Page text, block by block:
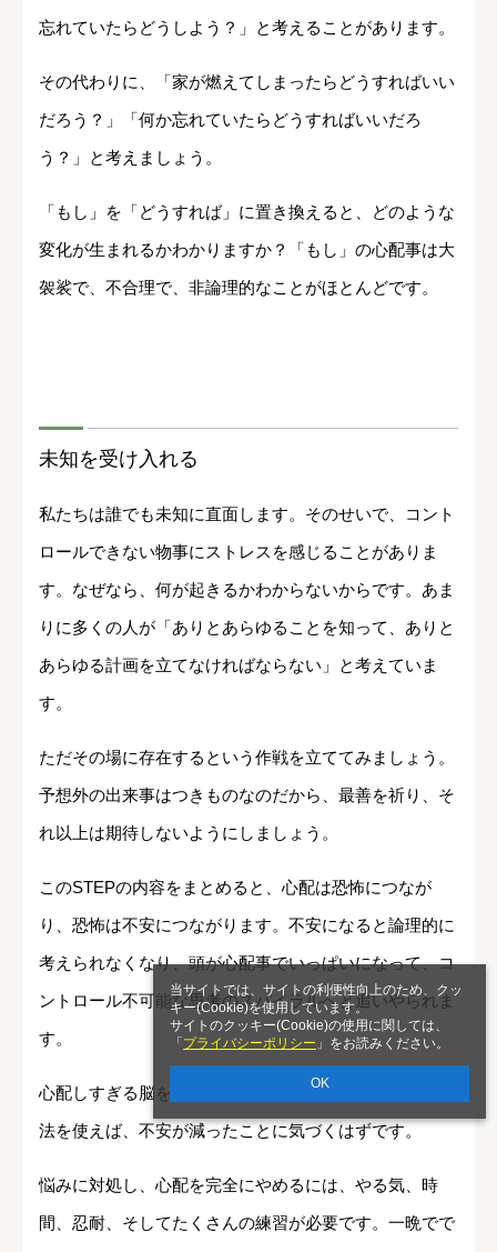
当サイトでは、サイトの利便性向上のため、クッ
キー(Cookie)を使用しています。
サイトのクッキー(Cookie)の使用に関しては、
「 プライバシーポリシー 」をお読みください。
OK
忘れていたらどうしよう？」と考えることがあります。
その代わりに、「家が燃えてしまったらどうすればいい
だろう？」「何か忘れていたらどうすればいいだろ
う？」と考えましょう。
「もし」を「どうすれば」に置き換えると、どのような
変化が生まれるかわかりますか？「もし」の心配事は大
袈裟で、不合理で、非論理的なことがほとんどです。
未知を受け入れる
私たちは誰でも未知に直面します。そのせいで、コント
ロールできない物事にストレスを感じることがありま
す。なぜなら、何が起きるかわからないからです。あま
りに多くの人が「ありとあらゆることを知って、ありと
あらゆる計画を立てなければならない」と考えていま
す。
ただその場に存在するという作戦を立ててみましょう。
予想外の出来事はつきものなのだから、最善を祈り、そ
れ以上は期待しないようにしましょう。
このSTEPの内容をまとめると、心配は恐怖につなが
り、恐怖は不安につながります。不安になると論理的に
考えられなくなり、頭が心配事でいっぱいになって、コ
ントロール不可能な思考のスパイラルへと追いやられま
す。
心配しすぎる脳を乗り越えるために紹介した効果的な手
法を使えば、不安が減ったことに気づくはずです。
悩みに対処し、心配を完全にやめるには、やる気、時
間、忍耐、そしてたくさんの練習が必要です。一晩でで